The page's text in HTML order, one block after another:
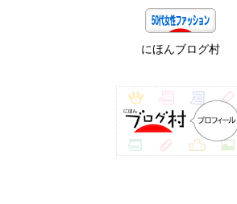
にほんブログ村